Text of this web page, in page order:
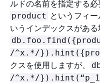
ルドの名前を指定する必
product というフィ
いうインデックスがある
db.foo.find( {
/^x.*/}).hint( {
クスを使用しますが、
/^x.*/